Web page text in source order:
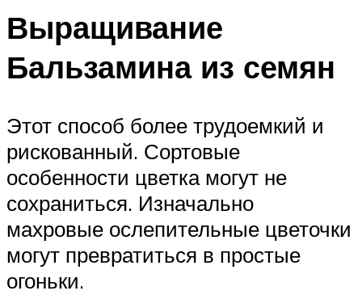
Выращивание
Бальзамина из семян
Этот способ более трудоемкий и
рискованный. Сортовые
особенности цветка могут не
сохраниться. Изначально
махровые ослепительные цветочки
могут превратиться в простые
огоньки.